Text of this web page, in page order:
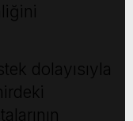
dolayısıyla